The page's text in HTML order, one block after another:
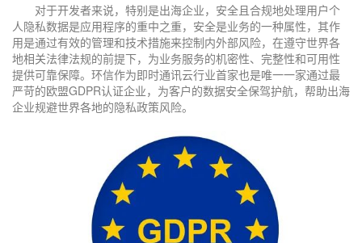
对于开发者来说，特别是出海企业，安全且合规地处理用户个
人隐私数据是应用程序的重中之重，安全是业务的一种属性，其作
用是通过有效的管理和技术措施来控制内外部风险，在遵守世界各
地相关法律法规的前提下，为业务服务的机密性、完整性和可用性
提供可靠保障。环信作为即时通讯云行业首家也是唯一一家通过最
严苛的欧盟GDPR认证企业，为客户的数据安全保驾护航，帮助出海
企业规避世界各地的隐私政策风险。
提交
不了，谢谢
登录即时通讯云 登录客服云